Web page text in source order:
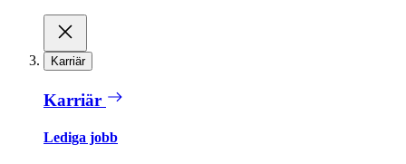
Karriär
Karriär
Lediga jobb